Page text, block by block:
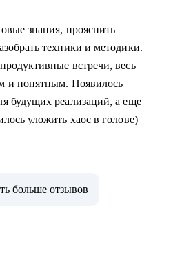
знания, прояснить
техники и методики.
встречи, весь
и понятным. Появилось
будущих реализаций, а еще
уложить хаос в голове)
больше отзывов